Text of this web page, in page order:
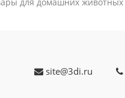
для домашних животных
site@3di.ru